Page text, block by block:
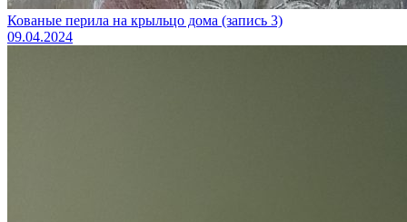
Кованые перила на крыльцо дома (запись 3)
09.04.2024